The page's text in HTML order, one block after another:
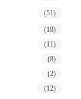
(51)
(18)
(11)
(8)
(2)
(12)